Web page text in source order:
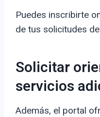
Puedes inscribirte
de tus solicitudes
Solicitar
servicios
Además, el portal